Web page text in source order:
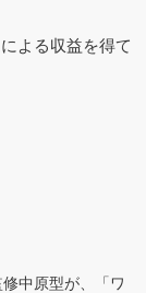
よる収益を得て
中原型が、「ワ